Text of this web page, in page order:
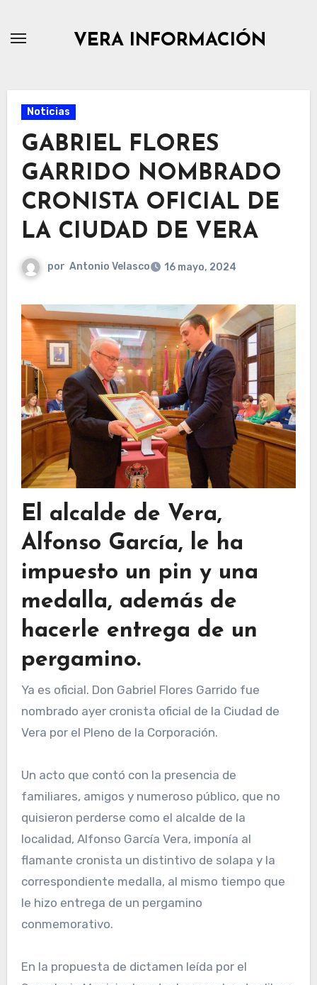
VERA INFORMACIÓN
Noticias
GABRIEL FLORES
GARRIDO NOMBRADO
CRONISTA OFICIAL DE
LA CIUDAD DE VERA
por Antonio Velasco 16 mayo, 2024
El alcalde de Vera,
Alfonso García, le ha
impuesto un pin y una
medalla, además de
hacerle entrega de un
pergamino.
Ya es oficial. Don Gabriel Flores Garrido fue
nombrado ayer cronista oficial de la Ciudad de
Vera por el Pleno de la Corporación.
Un acto que contó con la presencia de
familiares, amigos y numeroso público, que no
quisieron perderse como el alcalde de la
localidad, Alfonso García Vera, imponía al
flamante cronista un distintivo de solapa y la
correspondiente medalla, al mismo tiempo que
le hizo entrega de un pergamino
conmemorativo.
En la propuesta de dictamen leída por el